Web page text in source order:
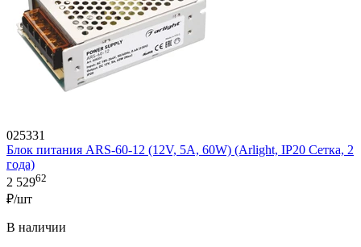
025331
Блок питания ARS-60-12 (12V, 5A, 60W) (Arlight, IP20 Сетка, 2
года)
2 52962
₽/шт
В наличии